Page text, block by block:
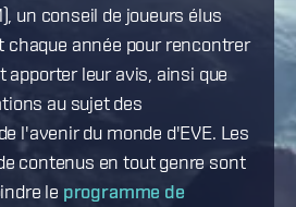
un conseil de joueurs élus
chaque année pour rencontrer
apporter leur avis, ainsi que
au sujet des
l'avenir du monde d'EVE. Les
contenus en tout genre sont
le programme de